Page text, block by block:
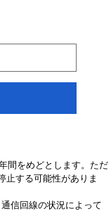
間をめどとします。ただ
止する可能性がありま
信回線の状況によって